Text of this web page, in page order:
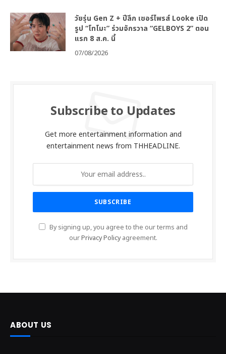
วัยรุ่น Gen Z + ปีลึก เซอร์ไพรส์ Looke เปิด
รูป “โทโมะ” ร่วมจักรวาล “GELBOYS 2” ตอน
แรก 8 ส.ค. นี้
07/08/2026
Subscribe to Updates
Get more entertainment information and
entertainment news from THHEADLINE.
By signing up, you agree to the our terms and
ourPrivacy Policyagreement.
ABOUT US